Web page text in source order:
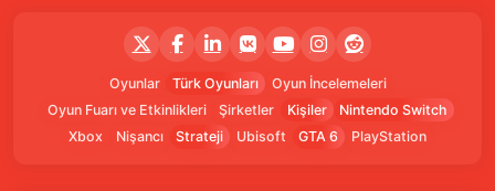
Oyunlar Türk Oyunları
Oyun İncelemeleri
Oyun Fuarı ve Etkinlikleri
Şirketler Kişiler
Nintendo Switch
Xbox
Nişancı Strateji Ubisoft GTA 6 PlayStation